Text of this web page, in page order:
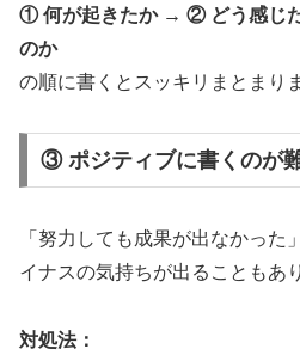
① 何が起きたか → ② どう感じ
のか
の順に書くとスッキリまとまり
③ ポジティブに書くのが
「努力しても成果が出なかった
イナスの気持ちが出ることもあ
対処法：